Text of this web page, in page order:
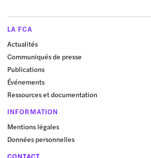
LA FCA
Actualités
Communiqués de presse
Publications
Événements
Ressources et documentation
INFORMATION
Mentions légales
Données personnelles